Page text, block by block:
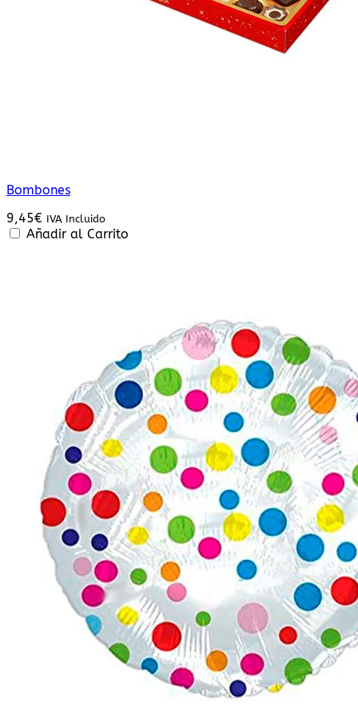
Bombones
9,45€ IVA Incluido
Añadir al Carrito